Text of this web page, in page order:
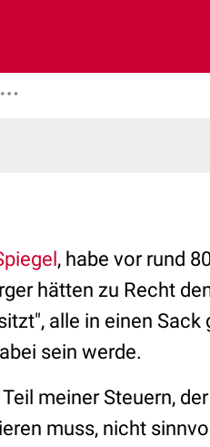
, habe vor rund
hätten zu Recht
alle in einen
sein werde.
meiner Steuern,
muss, nicht